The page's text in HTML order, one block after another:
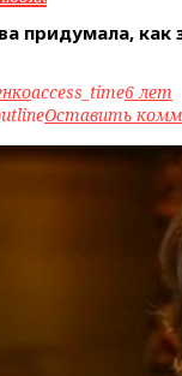
придумала, как
access_time6 лет
Оставить